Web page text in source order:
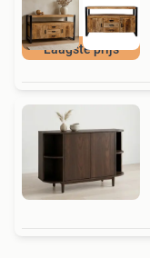
Laagste prijs